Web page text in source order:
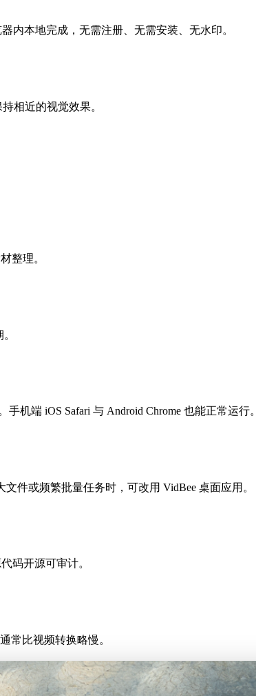
内本地完成，无需注册、无需安装、无水印。
相近的视觉效果。
整理。
机端 iOS Safari 与 Android Chrome 也能正常运行。
件或频繁批量任务时，可改用 VidBee 桌面应用。
码开源可审计。
常比视频转换略慢。